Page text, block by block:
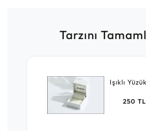
Tarzını
Işıklı
250 TL